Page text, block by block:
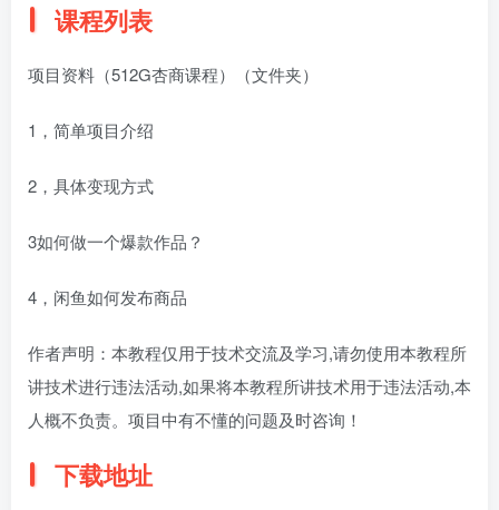
课程列表
项目资料（512G杏商课程）（文件夹）
1，简单项目介绍
2，具体变现方式
3如何做一个爆款作品？
4，闲鱼如何发布商品
作者声明：本教程仅用于技术交流及学习,请勿使用本教程所
讲技术进行违法活动,如果将本教程所讲技术用于违法活动,本
人概不负责。项目中有不懂的问题及时咨询！
下载地址